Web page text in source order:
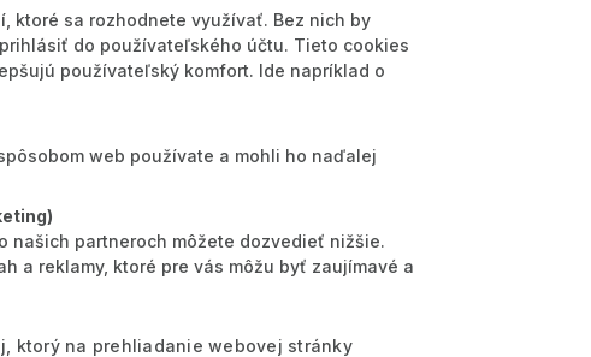
ktoré sa rozhodnete využívať. Bez nich by
do používateľského účtu. Tieto cookies
používateľský komfort. Ide napríklad o
web používate a mohli ho naďalej
našich partneroch môžete dozvedieť nižšie.
a reklamy, ktoré pre vás môžu byť zaujímavé a
ktorý na prehliadanie webovej stránky